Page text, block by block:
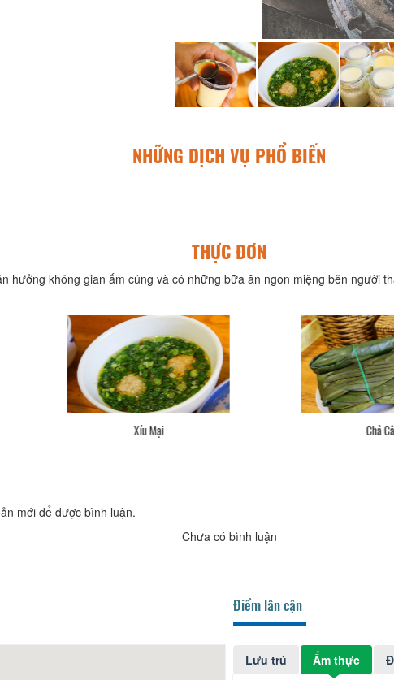
NHỮNG DỊCH VỤ PHỔ BIẾN
THỰC ĐƠN
hưởng không gian ấm cúng và có những bữa ăn ngon miệng bên người
Bánh Căn Trứng Cút, Trứng Gà, Bò Bằm
mới để được bình luận.
Chưa có bình luận
Điểm lân cận
Lưu trú Ẩm thực